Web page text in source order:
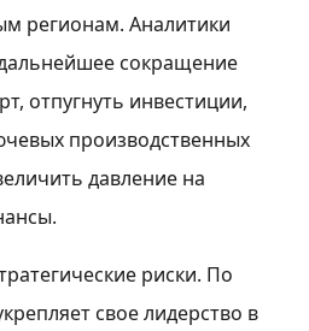
регионам. Аналитики
сокращение
отпугнуть инвестиции,
производственных
давление на
риски. По
свое лидерство в